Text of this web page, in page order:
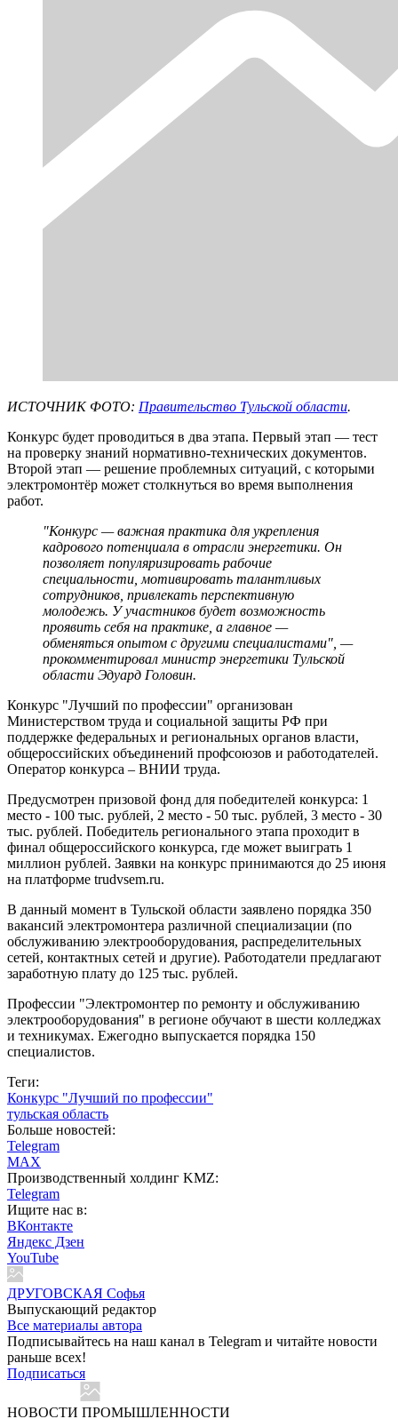
ИСТОЧНИК ФОТО: Правительство Тульской области.
Конкурс будет проводиться в два этапа. Первый этап — тест
на проверку знаний нормативно-технических документов.
Второй этап — решение проблемных ситуаций, с которыми
электромонтёр может столкнуться во время выполнения
работ.
"Конкурс — важная практика для укрепления
кадрового потенциала в отрасли энергетики. Он
позволяет популяризировать рабочие
специальности, мотивировать талантливых
сотрудников, привлекать перспективную
молодежь. У участников будет возможность
проявить себя на практике, а главное —
обменяться опытом с другими специалистами", —
прокомментировал министр энергетики Тульской
области Эдуард Головин.
Конкурс "Лучший по профессии" организован
Министерством труда и социальной защиты РФ при
поддержке федеральных и региональных органов власти,
общероссийских объединений профсоюзов и работодателей.
Оператор конкурса – ВНИИ труда.
Предусмотрен призовой фонд для победителей конкурса: 1
место - 100 тыс. рублей, 2 место - 50 тыс. рублей, 3 место - 30
тыс. рублей. Победитель регионального этапа проходит в
финал общероссийского конкурса, где может выиграть 1
миллион рублей. Заявки на конкурс принимаются до 25 июня
на платформе trudvsem.ru.
В данный момент в Тульской области заявлено порядка 350
вакансий электромонтера различной специализации (по
обслуживанию электрооборудования, распределительных
сетей, контактных сетей и другие). Работодатели предлагают
заработную плату до 125 тыс. рублей.
Профессии "Электромонтер по ремонту и обслуживанию
электрооборудования" в регионе обучают в шести колледжах
и техникумах. Ежегодно выпускается порядка 150
специалистов.
Теги:
Конкурс "Лучший по профессии"
тульская область
Больше новостей:
Telegram
MAX
Производственный холдинг KMZ:
Telegram
Ищите нас в:
ВКонтакте
Яндекс Дзен
YouTube
ДРУГОВСКАЯ Софья
Выпускающий редактор
Все материалы автора
Подписывайтесь на наш канал в Telegram и читайте новости
раньше всех!
Подписаться
НОВОСТИ ПРОМЫШЛЕННОСТИ